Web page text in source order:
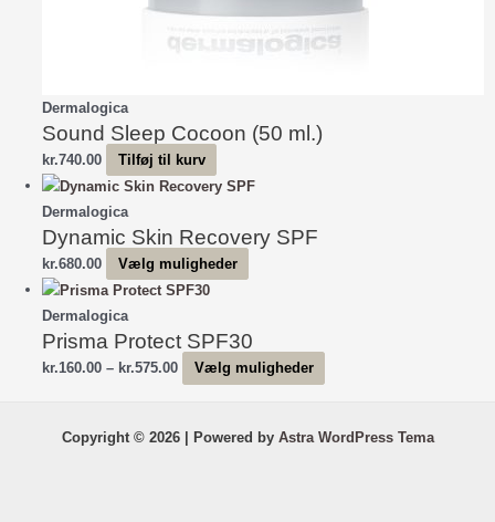
Dermalogica
Sound Sleep Cocoon (50 ml.)
kr.740.00 Tilføj til kurv
Dermalogica
Dynamic Skin Recovery SPF
kr.680.00 Vælg muligheder
flere
varianter.
Mulighederne
vælges
Dermalogica
Prisma Protect SPF30
kr.160.00 – kr.575.00Prisinterval:
kr.575.00
Vælg muligheder
flere
Copyright © 2026 | Powered by Astra WordPress Tema